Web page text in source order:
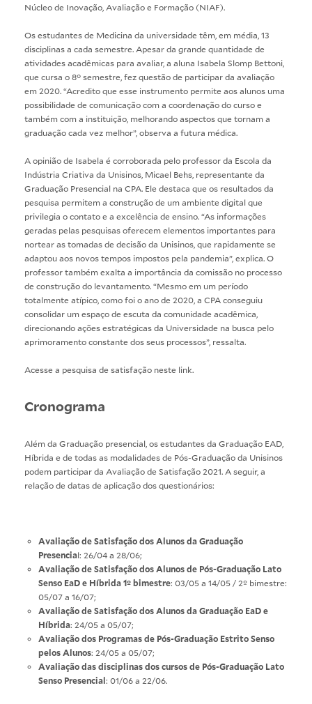
Núcleo de Inovação, Avaliação e Formação (NIAF).
Os estudantes de Medicina da universidade têm, em média, 13
disciplinas a cada semestre. Apesar da grande quantidade de
atividades acadêmicas para avaliar, a aluna Isabela Slomp Bettoni,
que cursa o 8° semestre, fez questão de participar da avaliação
em 2020. “Acredito que esse instrumento permite aos alunos uma
possibilidade de comunicação com a coordenação do curso e
também com a instituição, melhorando aspectos que tornam a
graduação cada vez melhor”, observa a futura médica.
A opinião de Isabela é corroborada pelo professor da Escola da
Indústria Criativa da Unisinos, Micael Behs, representante da
Graduação Presencial na CPA. Ele destaca que os resultados da
pesquisa permitem a construção de um ambiente digital que
privilegia o contato e a excelência de ensino. “As informações
geradas pelas pesquisas oferecem elementos importantes para
nortear as tomadas de decisão da Unisinos, que rapidamente se
adaptou aos novos tempos impostos pela pandemia”, explica. O
professor também exalta a importância da comissão no processo
de construção do levantamento. “Mesmo em um período
totalmente atípico, como foi o ano de 2020, a CPA conseguiu
consolidar um espaço de escuta da comunidade acadêmica,
direcionando ações estratégicas da Universidade na busca pelo
aprimoramento constante dos seus processos”, ressalta.
Acesse a pesquisa de satisfação neste link.
Cronograma
Além da Graduação presencial, os estudantes da Graduação EAD,
Híbrida e de todas as modalidades de Pós-Graduação da Unisinos
podem participar da Avaliação de Satisfação 2021. A seguir, a
relação de datas de aplicação dos questionários:
Avaliação de Satisfação dos Alunos da Graduação
Presencial: 26/04 a 28/06;
Avaliação de Satisfação dos Alunos de Pós-Graduação Lato
Senso EaD e Híbrida 1º bimestre: 03/05 a 14/05 / 2º bimestre:
05/07 a 16/07;
Avaliação de Satisfação dos Alunos da Graduação EaD e
Híbrida: 24/05 a 05/07;
Avaliação dos Programas de Pós-Graduação Estrito Senso
pelos Alunos: 24/05 a 05/07;
Avaliação das disciplinas dos cursos de Pós-Graduação Lato
Senso Presencial: 01/06 a 22/06.